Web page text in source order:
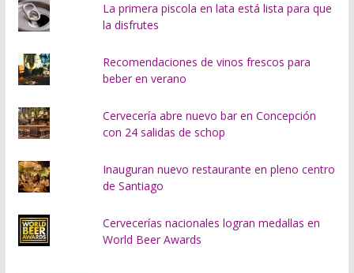
La primera piscola en lata está lista para que
la disfrutes
Recomendaciones de vinos frescos para
beber en verano
Cervecería abre nuevo bar en Concepción
con 24 salidas de schop
Inauguran nuevo restaurante en pleno centro
de Santiago
Cervecerías nacionales logran medallas en
World Beer Awards